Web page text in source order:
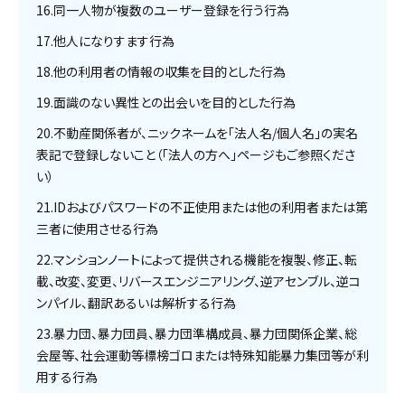
16.同一人物が複数のユーザー登録を行う行為
17.他人になりすます行為
18.他の利用者の情報の収集を目的とした行為
19.面識のない異性との出会いを目的とした行為
20.不動産関係者が、ニックネームを「法人名/個人名」の実名
表記で登録しないこと（「法人の方へ」ページもご参照くださ
い）
21.IDおよびパスワードの不正使用または他の利用者または第
三者に使用させる行為
22.マンションノートによって提供される機能を複製、修正、転
載、改変、変更、リバースエンジニアリング、逆アセンブル、逆コ
ンパイル、翻訳あるいは解析する行為
23.暴力団、暴力団員、暴力団準構成員、暴力団関係企業、総
会屋等、社会運動等標榜ゴロまたは特殊知能暴力集団等が利
用する行為